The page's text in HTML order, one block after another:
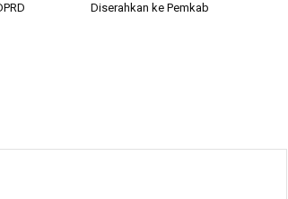
Diserahkan ke Pemkab